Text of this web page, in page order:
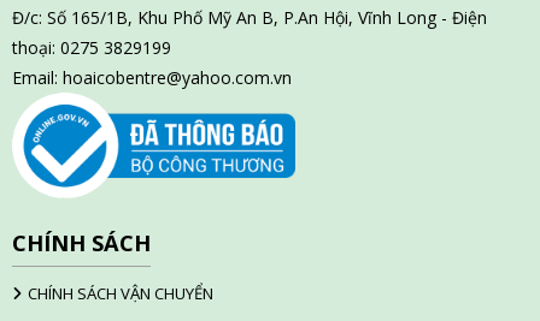
Đ/c: Số 165/1B, Khu Phố Mỹ An B, P.An Hội, Vĩnh Long - Điện
thoại: 0275 3829199
Email: hoaicobentre@yahoo.com.vn
CHÍNH SÁCH
CHÍNH SÁCH VẬN CHUYỂN